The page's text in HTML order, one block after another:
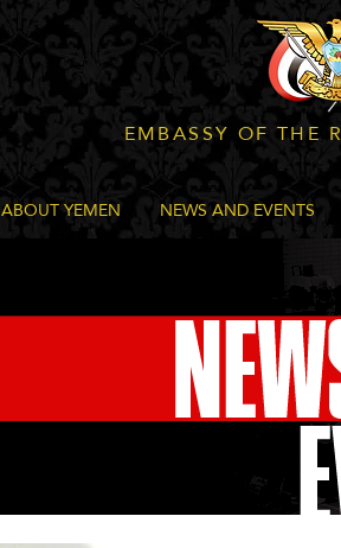
EMBASSY OF THE
ABOUT YEMEN NEWS AND EVENTS